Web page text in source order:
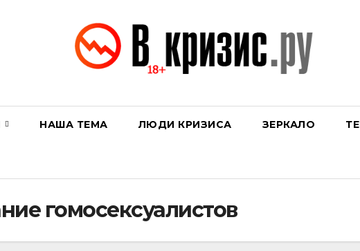
НАША ТЕМА ЛЮДИ КРИЗИСА ЗЕРКАЛО
гомосексуалистов